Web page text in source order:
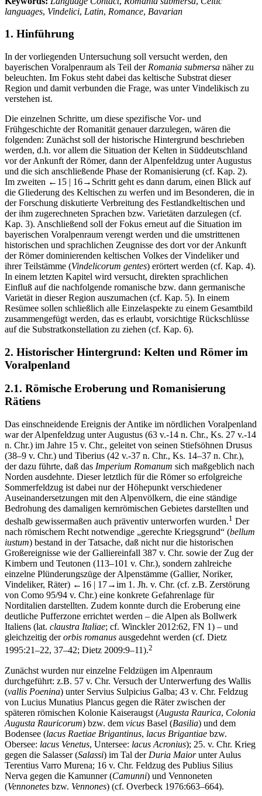
languages, Vindelici, Latin, Romance, Bavarian
1. Hinführung
In der vorliegenden Untersuchung soll versucht werden, den
bayerischen Voralpenraum als Teil der Romania submersa näher zu
beleuchten. Im Fokus steht dabei das keltische Substrat dieser
Region und damit verbunden die Frage, was unter Vindelikisch zu
verstehen ist.
Die einzelnen Schritte, um diese spezifische Vor- und
Frühgeschichte der Romanität genauer darzulegen, wären die
folgenden: Zunächst soll der historische Hintergrund beschrieben
werden, d.h. vor allem die Situation der Kelten in Süddeutschland
vor der Ankunft der Römer, dann der Alpenfeldzug unter Augustus
und die sich anschließende Phase der Romanisierung (cf. Kap. 2).
Im zweiten ←15 | 16→ Schritt geht es dann darum, einen Blick auf
die Gliederung des Keltischen zu werfen und im Besonderen, die in
der Forschung diskutierte Verbreitung des Festlandkeltischen und
der ihm zugerechneten Sprachen bzw. Varietäten darzulegen (cf.
Kap. 3). Anschließend soll der Fokus erneut auf die Situation im
bayerischen Voralpenraum verengt werden und die umstrittenen
historischen und sprachlichen Zeugnisse des dort vor der Ankunft
der Römer dominierenden keltischen Volkes der Vindeliker und
ihrer Teilstämme (Vindelicorum gentes) erörtert werden (cf. Kap. 4).
In einem letzten Kapitel wird versucht, direkten sprachlichen
Einfluß auf die nachfolgende romanische bzw. dann germanische
Varietät in dieser Region auszumachen (cf. Kap. 5). In einem
Resümee sollen schließlich alle Einzelaspekte zu einem Gesamtbild
zusammengefügt werden, das es erlaubt, vorsichtige Rückschlüsse
auf die Substratkonstellation zu ziehen (cf. Kap. 6).
2. Historischer Hintergrund: Kelten und Römer im
Voralpenland
2.1. Römische Eroberung und Romanisierung
Rätiens
Das einschneidende Ereignis der Antike im nördlichen Voralpenland
war der Alpenfeldzug unter Augustus (63 v.-14 n. Chr., Ks. 27 v.-14
n. Chr.) im Jahre 15 v. Chr., geleitet von seinen Stiefsöhnen Drusus
(38–9 v. Chr.) und Tiberius (42 v.-37 n. Chr., Ks. 14–37 n. Chr.),
der dazu führte, daß das Imperium Romanum sich maßgeblich nach
Norden ausdehnte. Dieser letztlich für die Römer so erfolgreiche
Sommerfeldzug ist dabei nur der Höhepunkt verschiedener
Auseinandersetzungen mit den Alpenvölkern, die eine ständige
Bedrohung des damaligen kernrömischen Gebietes darstellten und
deshalb gewissermaßen auch präventiv unterworfen wurden.1 Der
nach römischem Recht notwendige „gerechte Kriegsgrund“ (bellum
iustum) bestand in der Tatsache, daß nicht nur die historischen
Großereignisse wie der Galliereinfall 387 v. Chr. sowie der Zug der
Kimbern und Teutonen (113–101 v. Chr.), sondern zahlreiche
einzelne Plünderungszüge der Alpenstämme (Gallier, Noriker,
Vindeliker, Räter) ←16 | 17→im 1. Jh. v. Chr. (cf. z.B. Zerstörung
von Como 95/94 v. Chr.) eine konkrete Gefahrenlage für
Norditalien darstellten. Zudem konnte durch die Eroberung eine
deutliche Pufferzone errichtet werden – die Alpen als Bollwerk
Italiens (lat. claustra Italiae; cf. Winckler 2012:62, FN 1) – und
gleichzeitig derorbis romanus ausgedehnt werden (cf. Dietz
1995:21–22, 37–42; Dietz 2009:9–11).2
Zunächst wurden nur einzelne Feldzügen im Alpenraum
durchgeführt: z.B. 57 v. Chr. Versuch der Unterwerfung des Wallis
(vallis Poenina) unter Servius Sulpicius Galba; 43 v. Chr. Feldzug
von Lucius Munatius Plancus gegen die Räter zwischen der
späteren römischen Kolonie Kaiseraugst (Augusta Raurica, Colonia
Augusta Rauricorum) bzw. dem vicus Basel (Basilia) und dem
Bodensee (lacus Raetiae Brigantinus, lacus Brigantiae bzw.
Obersee: lacus Venetus, Untersee: lacus Acronius); 25. v. Chr. Krieg
gegen die Salasser (Salassi) im Tal der Duria Maiorunter Aulus
Terentius Varro Murena; 16 v. Chr. Feldzug des Publius Silius
Nerva gegen die Kamunner (Camunni) und Vennoneten
(Vennonetes bzw. Vennones) (cf. Overbeck 1976:663–664).